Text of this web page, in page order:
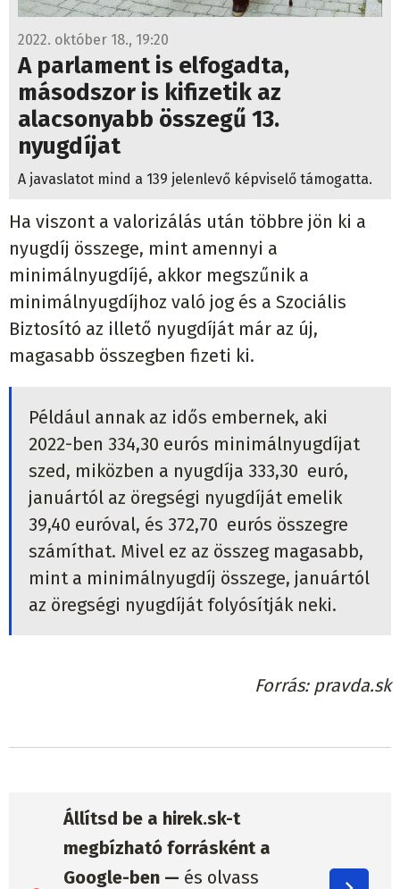
2022. október 18., 19:20
A parlament is elfogadta,
másodszor is kifizetik az
alacsonyabb összegű 13.
nyugdíjat
A javaslatot mind a 139 jelenlevő képviselő támogatta.
Ha viszont a valorizálás után többre jön ki a
nyugdíj összege, mint amennyi a
minimálnyugdíjé, akkor megszűnik a
minimálnyugdíjhoz való jog és a Szociális
Biztosító az illető nyugdíját már az új,
magasabb összegben fizeti ki.
Például annak az idős embernek, aki
2022-ben 334,30 eurós minimálnyugdíjat
szed, miközben a nyugdíja 333,30 euró,
januártól az öregségi nyugdíját emelik
39,40 euróval, és 372,70 eurós összegre
számíthat. Mivel ez az összeg magasabb,
mint a minimálnyugdíj összege, januártól
az öregségi nyugdíját folyósítják neki.
Forrás pravda.sk
Állítsd be a hirek.sk-t
megbízható forrásként a
Google-ben — és olvass